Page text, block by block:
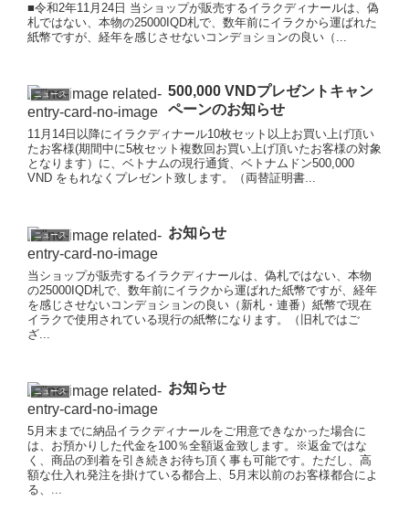
■令和2年11月24日 当ショップが販売するイラクディナールは、偽
札ではない、本物の25000IQD札で、数年前にイラクから運ばれた
紙幣ですが、経年を感じさせないコンデョションの良い（...
ニュース
500,000 VNDプレゼントキャン
ペーンのお知らせ
11月14日以降にイラクディナール10枚セット以上お買い上げ頂い
たお客様(期間中に5枚セット複数回お買い上げ頂いたお客様の対象
となります）に、ベトナムの現行通貨、ベトナムドン500,000
VND をもれなくプレゼント致します。（両替証明書...
ニュース お知らせ
当ショップが販売するイラクディナールは、偽札ではない、本物
の25000IQD札で、数年前にイラクから運ばれた紙幣ですが、経年
を感じさせないコンデョションの良い（新札・連番）紙幣で現在
イラクで使用されている現行の紙幣になります。（旧札ではご
ざ...
ニュース お知らせ
5月末までに納品イラクディナールをご用意できなかった場合に
は、お預かりした代金を100％全額返金致します。※返金ではな
く、商品の到着を引き続きお待ち頂く事も可能です。ただし、高
額な仕入れ発注を掛けている都合上、5月末以前のお客様都合によ
る、...